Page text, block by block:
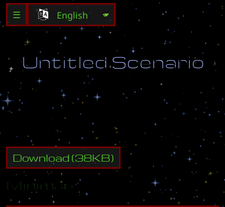
☰
UntitledScenario
D e y a n
Download(38KB)
Minimap